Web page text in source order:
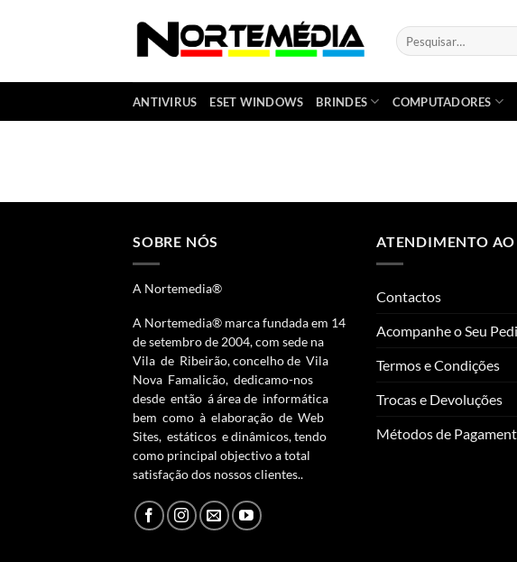
Pesquisar
por:
ANTIVIRUS ESET WINDOWS BRINDES COMPUTADORES
SOBRE NÓS
A Nortemedia®
A Nortemedia® marca fundada em 14
de setembro de 2004, com sede na
Vila de Ribeirão, concelho de Vila
Nova Famalicão, dedicamo-nos
desde então á área de informática
bem como à elaboração de Web
Sites, estáticos e dinâmicos, tendo
como principal objectivo a total
satisfação dos nossos clientes..
ATENDIMENTO
Contactos
Acompanhe o Seu
Termos e Condições
Trocas e Devoluções
Métodos de